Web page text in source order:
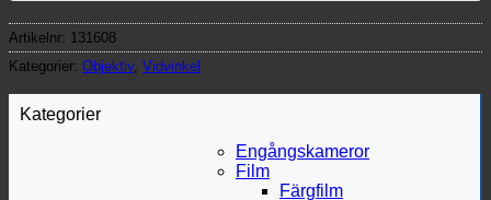
Artikelnr: 131608
Kategorier: Objektiv, Vidvinkel
Kategorier
Engångskameror
Film
Färgfilm